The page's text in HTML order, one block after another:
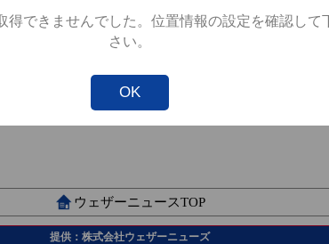
ウェザーニュースTOP
提供：株式会社ウェザーニューズ
得できませんでした。位置情報の設定を確認して
さい。
OK